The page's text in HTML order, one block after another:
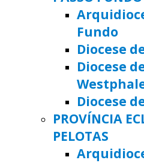
Fundo
Diocese
Diocese
Diocese
PROVÍNCIA
PELOTAS